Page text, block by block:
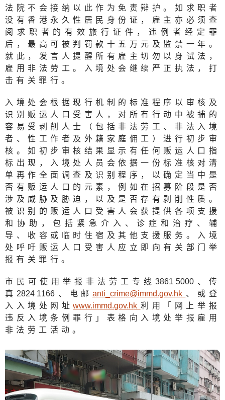
法院不会接纳以此作为免责辩护。如求职者
没有香港永久性居民身份证，雇主亦必须查
阅求职者的有效旅行证件，违例者经定罪
后，最高可被判罚款十五万元及监禁一年。
就此，发言人提醒所有雇主切勿以身试法，
雇用非法劳工。入境处会继续严正执法，打
击有关罪行。
入境处会根据现行机制的标准程序以审核及
识别贩运人口受害人，对所有行动中被捕的
容易受剥削人士（包括非法劳工、非法入境
者、性工作者及外籍家庭佣工）进行初步审
核。如初步审核结果显示有任何贩运人口指
标出现，入境处人员会依据一份标准核对清
单再作全面调查及识别程序，以确定当中是
否有贩运人口的元素，例如在招募阶段是否
涉及威胁及胁迫，以及是否存有剥削性质。
被识别的贩运人口受害人会获提供各项支援
和协助，包括紧急介入、诊症和治疗、辅
导、收容或临时住宿及其他支援服务。入境
处呼吁贩运人口受害人应立即向有关部门举
报有关罪行。
市民可使用举报非法劳工专线 3861 5000、传
真 2824 1166、电邮 anti_crime@immd.gov.hk 、或登
入入境处网址www.immd.gov.hk 利用「网上举报
违反入境条例罪行」表格向入境处举报雇用
非法劳工活动。